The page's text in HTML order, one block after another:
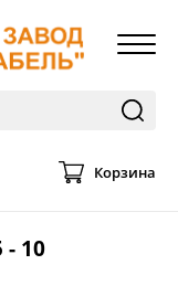
Корзина
10